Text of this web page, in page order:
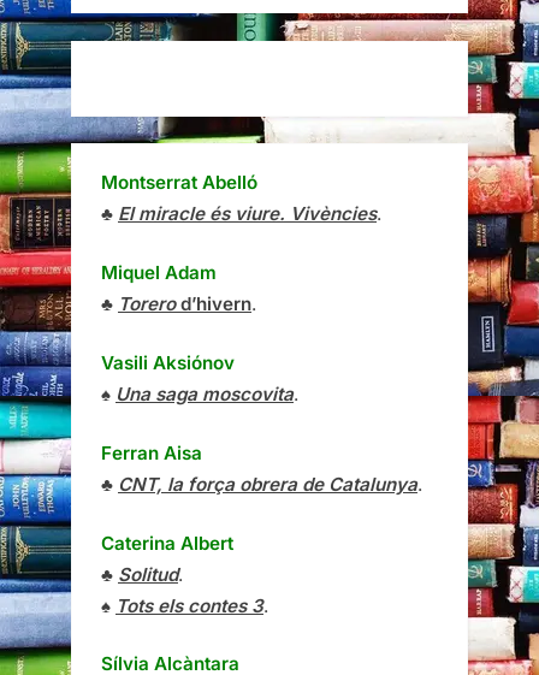
Montserrat Abelló
♣ El miracle és viure. Vivències.
Miquel Adam
♣ Torerod’hivern.
Vasili Aksiónov
♠ Una saga moscovita.
Ferran Aisa
♣ CNT, la força obrera de Catalunya.
Caterina Albert
♣ Solitud.
♠ Tots els contes 3.
Sílvia Alcàntara